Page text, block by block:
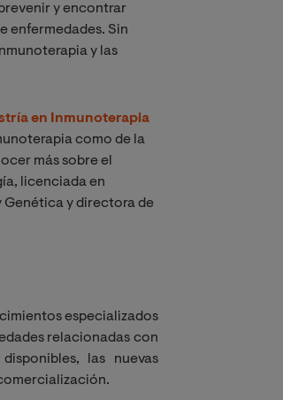
y encontrar
enfermedades. Sin
y las
en Inmunoterapia
como de la
más sobre el
licenciada en
Genética y directora de
especializados
relacionadas con
las nuevas